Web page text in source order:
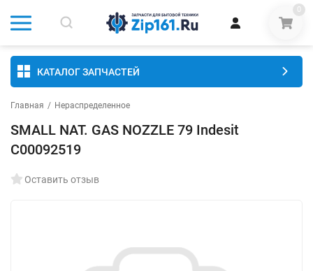
0
КАТАЛОГ ЗАПЧАСТЕЙ
Главная / Нераспределенное
SMALL NAT. GAS NOZZLE 79 Indesit
C00092519
Оставить отзыв